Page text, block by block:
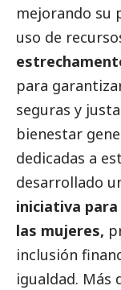
mejorando su
uso de
para
seguras y
bienestar
dedicadas a
desarrollado
iniciativa
las mujeres,
inclusión
igualdad. Más